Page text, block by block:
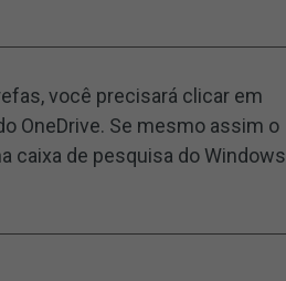
você precisará clicar em
OneDrive. Se mesmo assim o
caixa de pesquisa do Windows